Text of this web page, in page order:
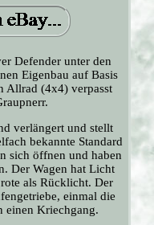
Defender unter den
Eigenbau auf Basis
Allrad (4x4) verpasst
verlängert und stellt
bekannte Standard
sich öffnen und haben
Der Wagen hat Licht
als Rücklicht. Der
einmal die
einen Kriechgang.